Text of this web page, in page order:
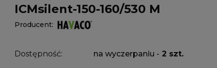
ICMsilent-150-160/530 M
Producent:
Dostępność: na wyczerpaniu - 2 szt.